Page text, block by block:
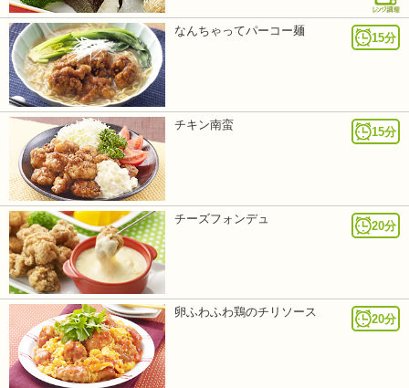
15分
なんちゃってパーコー麺
15分
チキン南蛮
20分
チーズフォンデュ
20分
卵ふわふわ鶏のチリソース